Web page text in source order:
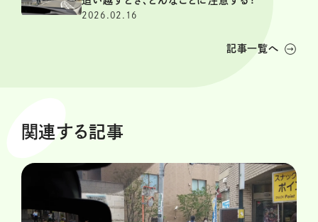
2026.02.16
記事一覧へ
関連する記事